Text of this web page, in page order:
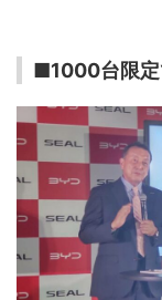
■1000台限定